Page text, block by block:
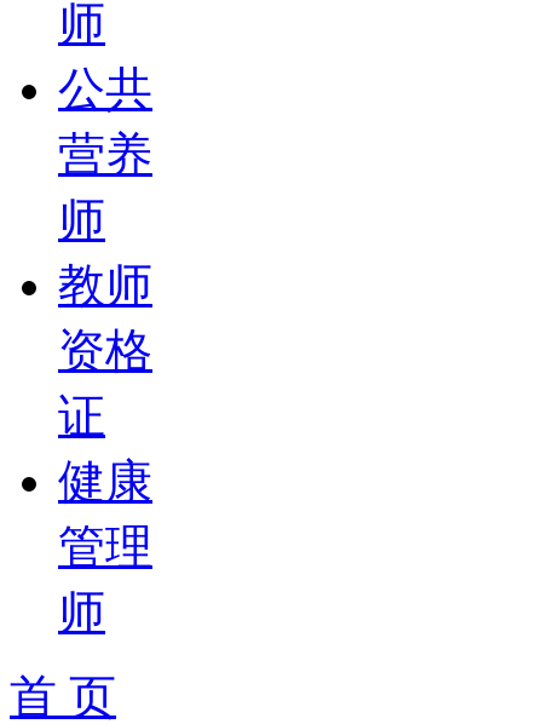
师
公共
营养
师
教师
资格
证
健康
管理
师
首 页